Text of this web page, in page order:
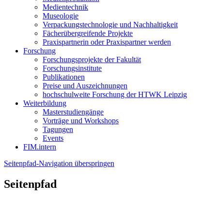
Medientechnik
Museologie
Verpackungstechnologie und Nachhaltigkeit
Fächerübergreifende Projekte
Praxispartnerin oder Praxispartner werden
Forschung
Forschungsprojekte der Fakultät
Forschungsinstitute
Publikationen
Preise und Auszeichnungen
hochschulweite Forschung der HTWK Leipzig
Weiterbildung
Masterstudiengänge
Vorträge und Workshops
Tagungen
Events
FIM.intern
Seitenpfad-Navigation überspringen
Seitenpfad